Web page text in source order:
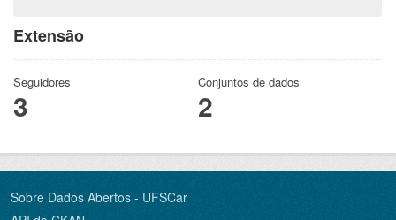
Extensão
Seguidores
3
Conjuntos de dados
2
Sobre Dados Abertos - UFSCar